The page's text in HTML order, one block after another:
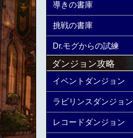
導きの書庫
挑戦の書庫
Dr.モグからの試練
ダンジョン攻略
イベントダンジョン
ラビリンスダンジョン
レコードダンジョン